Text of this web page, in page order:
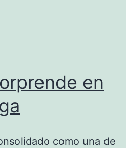
en
como una de